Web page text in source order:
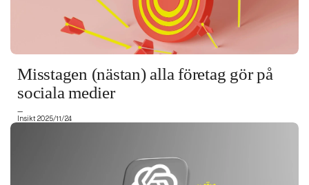
Misstagen (nästan) alla företag gör på
sociala medier
—
Insikt 2025/11/24